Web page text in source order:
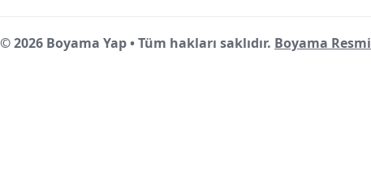
© 2026 Boyama Yap • Tüm hakları saklıdır. Boyama Resmi